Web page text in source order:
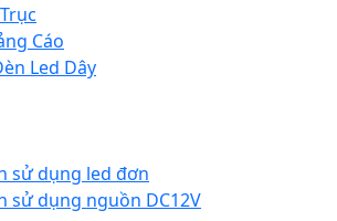
Cáo
Led Dây
sử dụng led đơn
sử dụng nguồn DC12V